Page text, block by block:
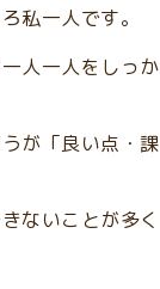
私一人です。
人一人をしっか
が「良い点・課
ないことが多く